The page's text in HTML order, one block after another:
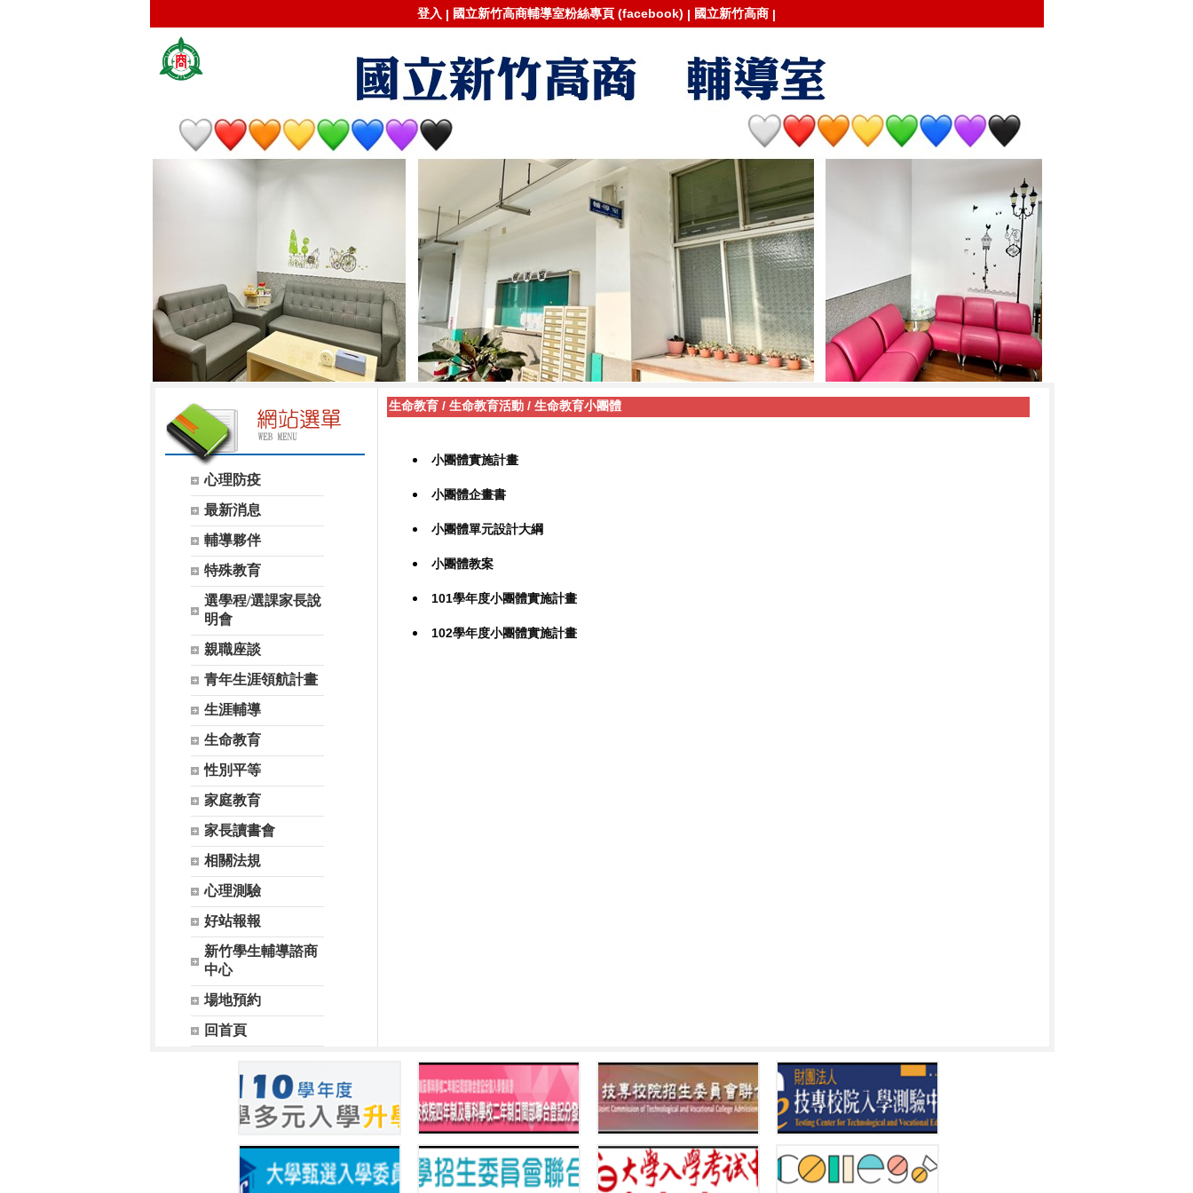
登入 | 國立新竹高商輔導室粉絲專頁 (facebook) | 國立新竹高商 |
心理防疫
最新消息
輔導夥伴
特殊教育
選學程/選課家長說
明會
親職座談
青年生涯領航計畫
生涯輔導
生命教育
性別平等
家庭教育
家長讀書會
相關法規
心理測驗
好站報報
新竹學生輔導諮商
中心
場地預約
回首頁
生命教育/ 生命教育活動/ 生命教育小團體
小團體實施計畫
小團體企畫書
小團體單元設計大綱
小團體教案
101學年度小團體實施計畫
102學年度小團體實施計畫